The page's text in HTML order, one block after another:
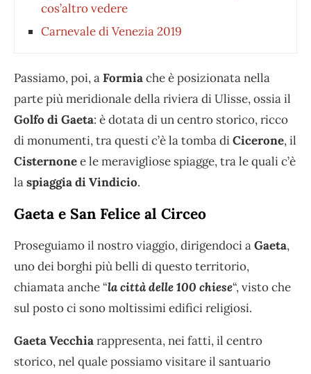
cos’altro vedere
Carnevale di Venezia 2019
Passiamo, poi, aFormiache è posizionata nella
parte più meridionale della riviera di Ulisse, ossia il
Golfo di Gaeta: è dotata di un centro storico, ricco
di monumenti, tra questi c’è la tomba diCicerone, il
Cisternonee le meravigliose spiagge, tra le quali c’è
laspiaggia di Vindicio.
Gaeta e San Felice al Circeo
Proseguiamo il nostro viaggio, dirigendoci aGaeta,
uno dei borghi più belli di questo territorio,
chiamata anche “la città delle 100 chiese“, visto che
sul posto ci sono moltissimi edifici religiosi.
Gaeta Vecchiarappresenta, nei fatti, il centro
storico, nel quale possiamo visitare il santuario